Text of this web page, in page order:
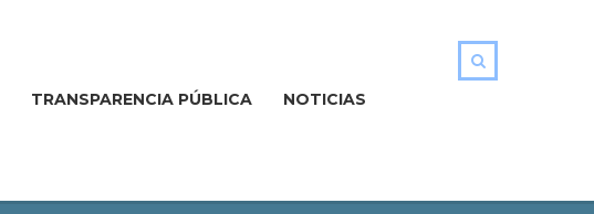
TRANSPARENCIA PÚBLICA NOTICIAS